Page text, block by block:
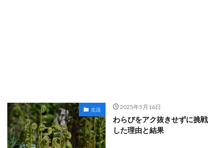
生活 2025年5月16日
わらびをアク抜きせずに挑戦
した理由と結果